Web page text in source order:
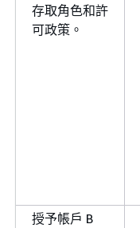
存取角色和許
可政策。
授予帳戶 B